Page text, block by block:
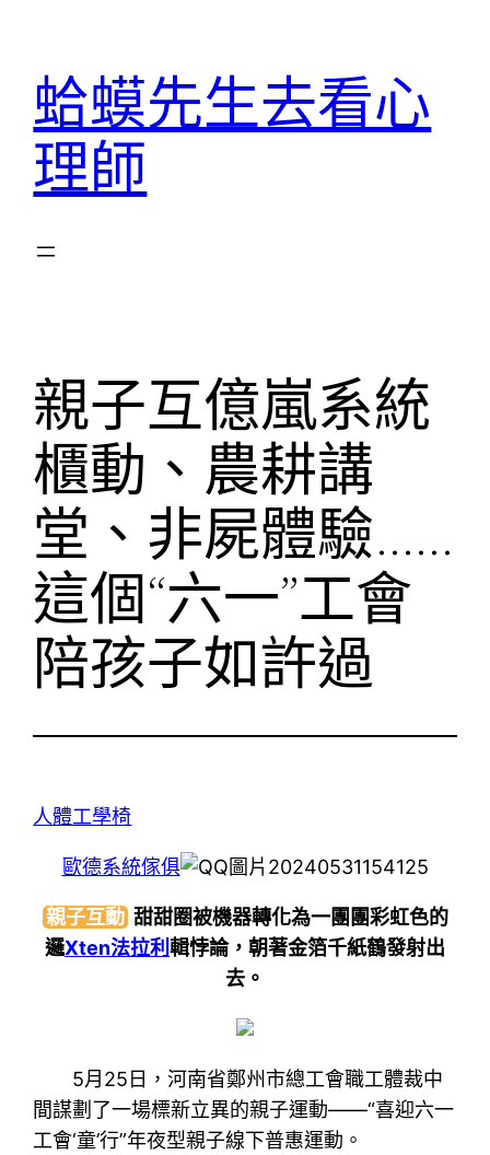
蛤蟆先生去看心
理師
親子互億嵐系統
櫃動、農耕講
堂、非屍體驗……
這個“六一”工會
陪孩子如許過
人體工學椅
歐德系統傢俱
親子互動 甜甜圈被機器轉化為一團團彩虹色的
邏Xten法拉利 輯悖論，朝著金箔千紙鶴發射出
去。
5月25日，河南省鄭州市總工會職工體裁中
間謀劃了一場標新立異的親子運動——“喜迎六一
工會‘童’行”年夜型親子線下普惠運動。